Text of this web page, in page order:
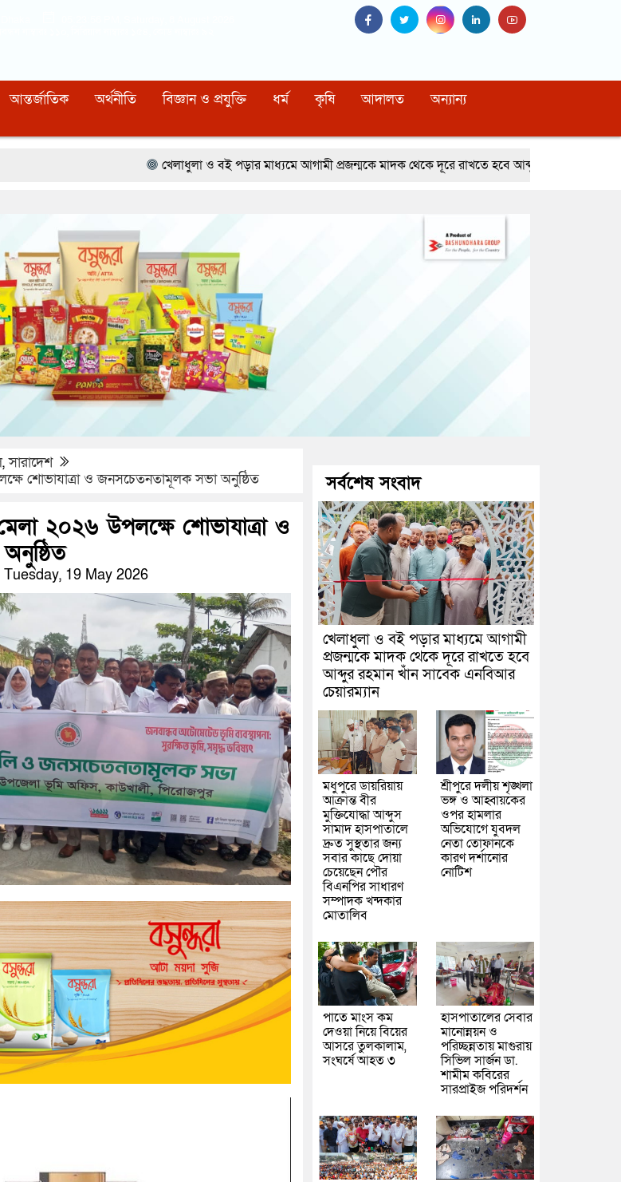
আন্তর্জাতিক অর্থনীতি বিজ্ঞান ও প্রযুক্তি ধর্ম কৃষি আদালত অন্যান্য
খেলাধুলা ও বই পড়ার মাধ্যমে আগামী প্রজন্মকে মাদক থেকে দূরে রাখতে হবে আব্দুর রহমান খাঁন সাবেক এনবিআর
,সারাদেশ
শোভাযাত্রা ও জনসচেতনতামূলক সভা অনুষ্ঠিত
২০২৬ উপলক্ষে শোভাযাত্রা ও
19 May 2026
সর্বশেষ সংবাদ
খেলাধুলা ও বই পড়ার মাধ্যমে আগামী
প্রজন্মকে মাদক থেকে দূরে রাখতে হবে
আব্দুর রহমান খাঁন সাবেক এনবিআর
চেয়ারম্যান
মধুপুরে ডায়রিয়ায়
আক্রান্ত বীর
মুক্তিযোদ্ধা আব্দুস
সামাদ হাসপাতালে
দ্রুত সুস্থতার জন্য
সবার কাছে দোয়া
চেয়েছেন পৌর
বিএনপির সাধারণ
সম্পাদক খন্দকার
মোতালিব
শ্রীপুরে দলীয় শৃঙ্খলা
ভঙ্গ ও আহ্বায়কের
ওপর হামলার
অভিযোগে যুবদল
নেতা তোফানকে
কারণ দর্শানোর
নোটিশ
পাতে মাংস কম
দেওয়া নিয়ে বিয়ের
আসরে তুলকালাম,
সংঘর্ষে আহত ৩
হাসপাতালের সেবার
মানোন্নয়ন ও
পরিচ্ছন্নতায় মাগুরায়
সিভিল সার্জন ডা.
শামীম কবিরের
সারপ্রাইজ পরিদর্শন